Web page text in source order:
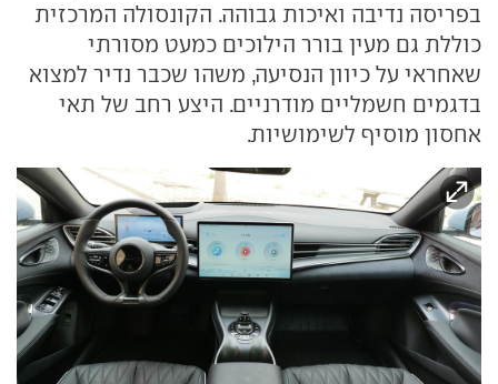
בפריסה נדיבה ואיכות גבוהה. הקונסולה המרכזית
כוללת גם מעין בורר הילוכים כמעט מסורתי
שאחראי על כיוון הנסיעה, משהו שכבר נדיר למצוא
בדגמים חשמליים מודרניים. היצע רחב של תאי
אחסון מוסיף לשימושיות.